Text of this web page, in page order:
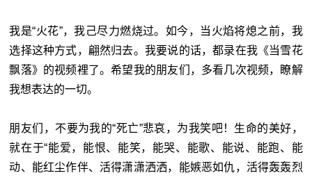
我是“火花”，我己尽力燃烧过。如今，当火焰将熄之前，我
选择这种方式，翩然归去。我要说的话，都录在我《当雪花
飘落》的视频裡了。希望我的朋友们，多看几次视频，瞭解
我想表达的一切。
朋友们，不要为我的“死亡”悲哀，为我笑吧！生命的美好，
就在于“能爱，能恨、能笑，能哭、能歌、能说、能跑、能
动、能红尘作伴、活得潇潇洒洒，能嫉恶如仇，活得轰轰烈